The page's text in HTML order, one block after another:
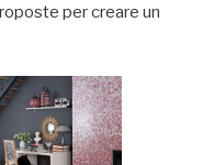
per creare un